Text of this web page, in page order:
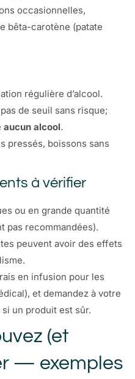
occasionnelles,
bêta-carotène (patate
régulière d’alcool.
de seuil sans risque;
aucun alcool.
pressés, boissons sans
à vérifier
ou en grande quantité
pas recommandées).
peuvent avoir des effets
en infusion pour les
et demandez à votre
un produit est sûr.
(et
— exemples